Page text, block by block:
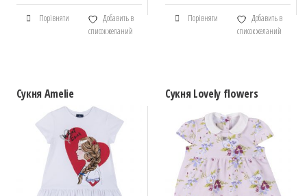
Порівняти
Добавить в
список желаний
Порівняти
Добавить в
список желаний
Сукня Amelie Сукня Lovely flowers